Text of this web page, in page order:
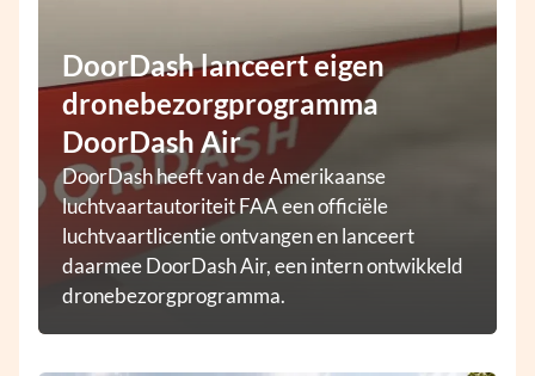
DoorDash lanceert eigen
dronebezorgprogramma
DoorDash Air
DoorDash heeft van de Amerikaanse
luchtvaartautoriteit FAA een officiële
luchtvaartlicentie ontvangen en lanceert
daarmee DoorDash Air, een intern ontwikkeld
dronebezorgprogramma.